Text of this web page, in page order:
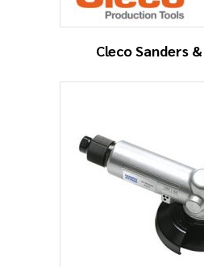
Cleco Sanders